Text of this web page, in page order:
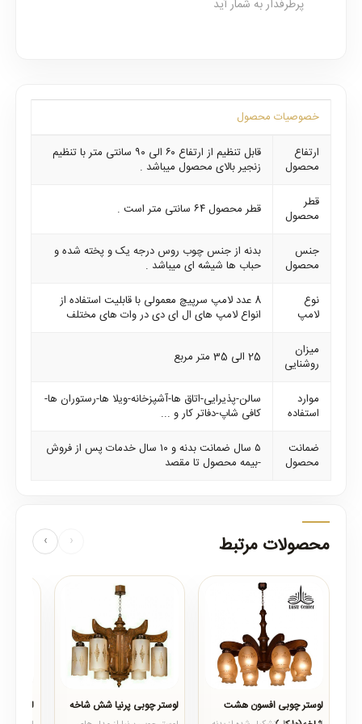
پرطرفدار به شمار آید
خصوصیات محصول
ارتفاع
محصول
قابل تنظیم از ارتفاع ۶۰ الی ۹۰ سانتی متر با تنظیم
زنجیر بالای محصول میباشد .
قطر
محصول
قطر محصول ۶۴ سانتی متر است .
جنس
محصول
بدنه از جنس چوب روس درجه یک و پخته شده و
حباب ها شیشه ای میباشد .
نوع
لامپ
8 عدد لامپ سرپیچ معمولی با قابلیت استفاده از
انواع لامپ های ال ای دی در وات های مختلف
میزان
روشنایی
25 الی 35 متر مربع
موارد
استفاده
سالن-پذیرایی-اتاق ها-آشپزخانه-ویلا ها-رستوران ها-
کافی شاپ-دفاتر کار و ...
ضمانت
محصول
۵ سال ضمانت بدنه و ۱۰ سال خدمات پس از فروش
-بیمه محصول تا مقصد
محصولات مرتبط ‹
›
لوستر چوبی افسون هشت
لوستر چوبی پرنیا شش شاخه لوستر